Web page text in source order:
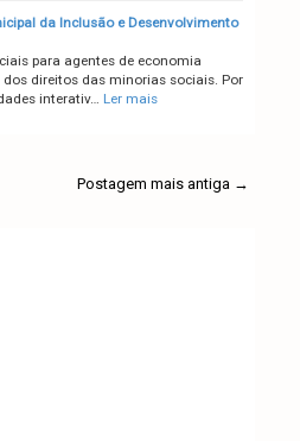
da Inclusão e Desenvolvimento
para agentes de economia
direitos das minorias sociais. Por
interativ…
Ler mais
Postagem mais antiga →